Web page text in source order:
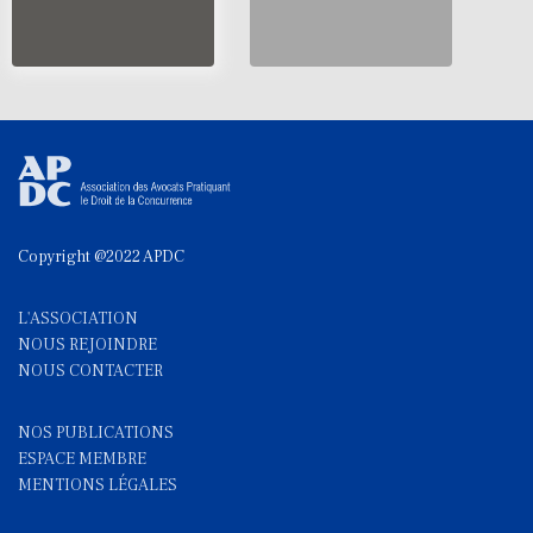
Copyright @2022 APDC
L'ASSOCIATION
NOUS REJOINDRE
NOUS CONTACTER
NOS PUBLICATIONS
ESPACE MEMBRE
MENTIONS LÉGALES